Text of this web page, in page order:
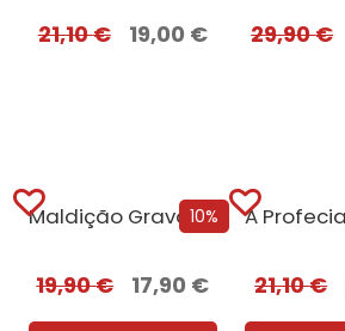
21,10€ 19,00 € 29,90€
10%
Maldição Gravada em Osso
19,90€ 17,90 € 21,10€